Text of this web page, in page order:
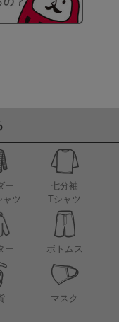
ー
ャツ
七分袖
Tシャツ
ー ボトムス
マスク